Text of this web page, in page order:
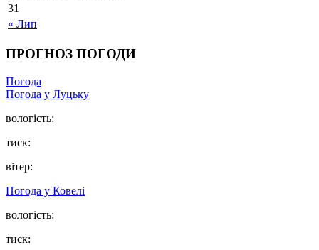
« Лип
31
ПРОГНОЗ ПОГОДИ
Погода
Погода у Луцьку
вологість:
тиск:
вітер:
Погода у Ковелі
вологість:
тиск: